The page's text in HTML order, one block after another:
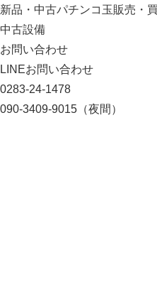
新品・中古パチンコ玉販売・
中古設備
お問い合わせ
LINEお問い合わせ
0283-24-1478
090-3409-9015 （夜間）